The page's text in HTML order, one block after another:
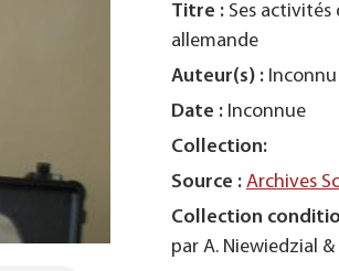
Titre : Ses
allemande
Auteur(s) : Inconnu
Date : Inconnue
Collection:
Source : Archives
Collection
par A. Niewiedzial &